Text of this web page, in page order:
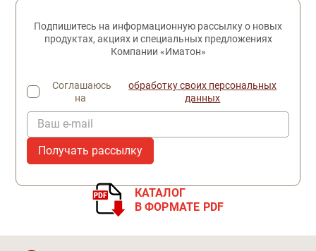
Подпишитесь на информационную рассылку о новых
продуктах, акциях и специальных предложениях
Компании «Иматон»
Соглашаюсь
на
обработку своих персональных
данных
Ваш e-mail
КАТАЛОГ
В ФОРМАТЕ PDF